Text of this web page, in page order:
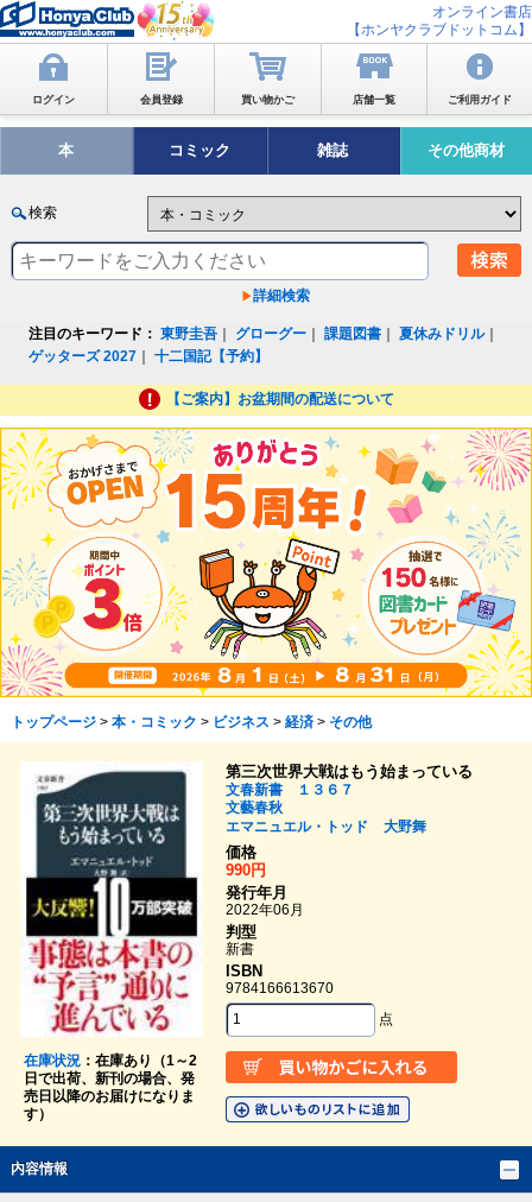
オンライン書店
【ホンヤクラブドットコム】
ログイン 会員登録 買い物かご 店舗一覧 ご利用ガイド
本 コミック 雑誌 その他商材
検索
詳細検索
注目のキーワード： 東野圭吾 グローグー ｜課題図書 ｜夏休みドリル｜
ゲッターズ 2027 ｜十二国記【予約】
【ご案内】お盆期間の配送について
トップページ> 本・コミック > ビジネス > 経済> その他
在庫状況：在庫あり（1～2
日で出荷、新刊の場合、発
売日以降のお届けになりま
す）
第三次世界大戦はもう始まっている
文春新書 １３６７
文藝春秋
エマニュエル・トッド
大野舞
価格
990円
発行年月
2022年06月
判型
新書
ISBN
9784166613670
点
内容情報